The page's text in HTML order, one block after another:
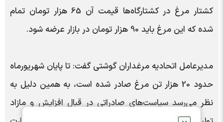
کشتار مرغ در کشتارگاه‌ها قیمت آن 65 هزار تومان تمام
شده که این مرغ باید 90 هزار تومان در بازار عرضه شود.
مدیرعامل اتحادیه مرغداران گوشتی گفت: تا پایان شهریورماه
حدود 20 هزار تن مرغ صادر شده است، به همین دلیل به
نظر می‌رسد سیاست‌های صادراتی در قبال افزایش و مازاد